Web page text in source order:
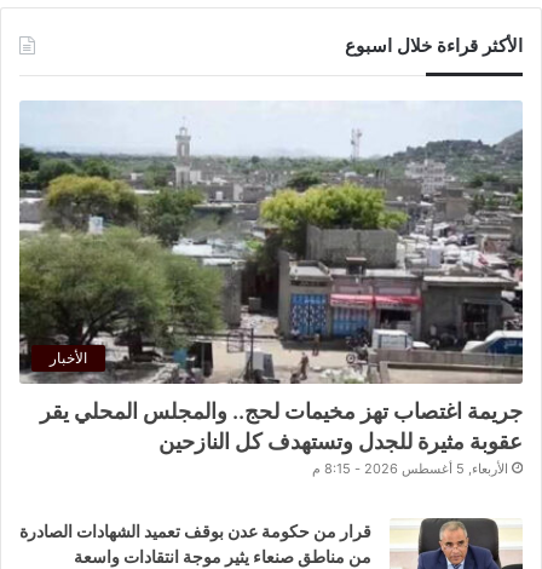
الأكثر قراءة خلال اسبوع
الأخبار
جريمة اغتصاب تهز مخيمات لحج.. والمجلس المحلي يقر
عقوبة مثيرة للجدل وتستهدف كل النازحين
الأربعاء, 5 أغسطس 2026 - 8:15 م
قرار من حكومة عدن بوقف تعميد الشهادات الصادرة
من مناطق صنعاء يثير موجة انتقادات واسعة